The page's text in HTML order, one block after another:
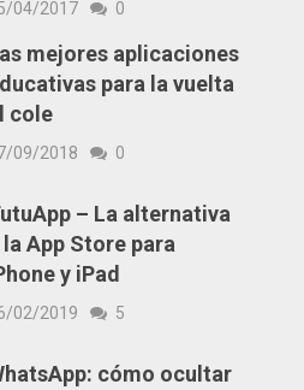
04/2017 0
mejores aplicaciones
para la vuelta
cole
09/2018 0
– La alternativa
la App Store para
y iPad
02/2019 5
cómo ocultar